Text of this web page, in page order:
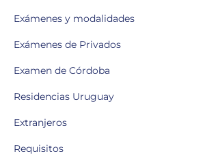
Exámenes y modalidades
Exámenes de Privados
Examen de Córdoba
Residencias Uruguay
Extranjeros
Requisitos